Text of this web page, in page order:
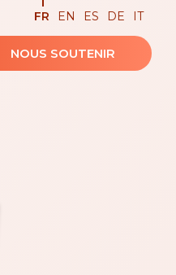
FR EN ES DE IT
NOUS SOUTENIR